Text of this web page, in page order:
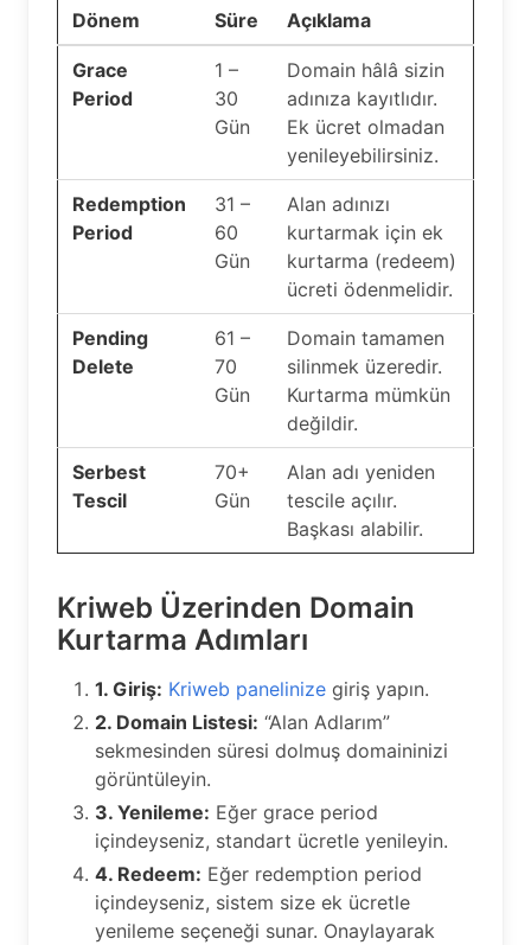
Dönem Süre Açıklama
Grace
Period
1 –
30
Gün
Domain hâlâ sizin
adınıza kayıtlıdır.
Ek ücret olmadan
yenileyebilirsiniz.
Redemption
Period
31 –
60
Gün
Alan adınızı
kurtarmak için ek
kurtarma (redeem)
ücreti ödenmelidir.
Pending
Delete
61 –
70
Gün
Domain tamamen
silinmek üzeredir.
Kurtarma mümkün
değildir.
Serbest
Tescil
70+
Gün
Alan adı yeniden
tescile açılır.
Başkası alabilir.
Kriweb Üzerinden Domain
Kurtarma Adımları
1. Giriş: Kriweb panelinize giriş yapın.
2. Domain Listesi: “Alan Adlarım”
sekmesinden süresi dolmuş domaininizi
görüntüleyin.
3. Yenileme: Eğer grace period
içindeyseniz, standart ücretle yenileyin.
4. Redeem: Eğer redemption period
içindeyseniz, sistem size ek ücretle
yenileme seçeneği sunar. Onaylayarak